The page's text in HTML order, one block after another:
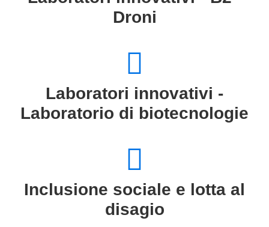
Droni
Laboratori innovativi -
Laboratorio di biotecnologie
Inclusione sociale e lotta al
disagio